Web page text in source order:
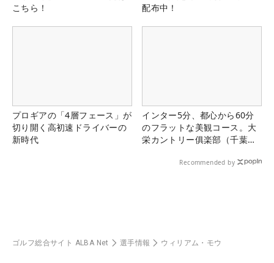
こちら！
配布中！
プロギアの「4層フェース」が
切り開く高初速ドライバーの
新時代
インター5分、都心から60分
のフラットな美観コース。大
栄カントリー俱楽部（千葉
Recommended by
ゴルフ総合サイト ALBA Net 選手情報 ウィリアム・モウ